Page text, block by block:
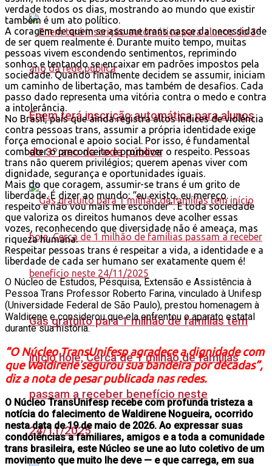
Enem terá inscrição automática para alunos
do 3º ano da rede pública
Gás gratuito para 1 milhão de famílias tem
início hoje, Cerca de 1 milhão de famílias
passam a receber benefício neste
24/11/2025
verdade todos os dias, mostrando ao mundo que existir
também é um ato político.
A coragem de quem se assume trans nasce da necessidade
de ser quem realmente é. Durante muito tempo, muitas
pessoas vivem escondendo sentimentos, reprimindo
sonhos e tentando se encaixar em padrões impostos pela
sociedade. Quando finalmente decidem se assumir, iniciam
um caminho de libertação, mas também de desafios. Cada
passo dado representa uma vitória contra o medo e contra
a intolerância.
No Brasil, país que ainda registra altos índices de violência
contra pessoas trans, assumir a própria identidade exige
força emocional e apoio social. Por isso, é fundamental
combater o preconceito e promover o respeito. Pessoas
trans não querem privilégios; querem apenas viver com
dignidade, segurança e oportunidades iguais.
Mais do que coragem, assumir-se trans é um grito de
liberdade. É dizer ao mundo: “eu existo, eu mereço.
respeito e não vou mais me esconder”. E toda sociedade
que valoriza os direitos humanos deve acolher essas
vozes, reconhecendo que diversidade não é ameaça, mas
riqueza humana.
Respeitar pessoas trans é respeitar a vida, a identidade e a
liberdade de cada ser humano ser exatamente quem é!
O Núcleo de Estudos, Pesquisa, Extensão e Assistência à
Pessoa Trans Professor Roberto Farina, vinculado à Unifesp
(Universidade Federal de São Paulo), prestou homenagem à
Waldirene e considerou que ela enfrentou o aparato estatal
durante sua história.
“O Núcleo TransUnifesp agradece a dignidade com
que Waldirene segurou sua bandeira por décadas”,
diz a nota de pesar publicada nas redes.
O Núcleo TransUnifesp recebe com profunda tristeza a
notícia do falecimento de Waldirene Nogueira, ocorrido
nesta data de 19 de maio de 2026. Ao expressar suas
condolências a familiares, amigos e a toda a comunidade
trans brasileira, este Núcleo se une ao luto coletivo de um
movimento que muito lhe deve — e que carrega, em sua